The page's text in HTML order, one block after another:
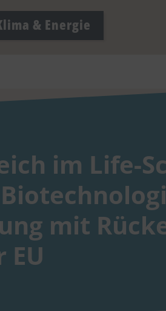
& Energie
im Life-
mit
EU